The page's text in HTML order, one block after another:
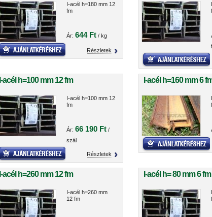
I-acél h=180 mm 12
fm
Ár: 644 Ft/ kg
Részletek
I-acél h=100 mm 12 fm
I-acél h=100 mm 12
fm
Ár: 66 190 Ft/
szál
Részletek
I-acél h=160 mm 6
I-acél h=260 mm 12 fm
I-acél h=260 mm
12 fm
I-acél h= 80 mm 6 fm